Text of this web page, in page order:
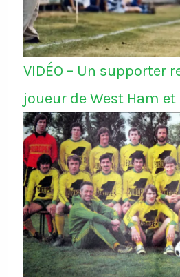
VIDÉO – Un supporter
joueur de West Ham